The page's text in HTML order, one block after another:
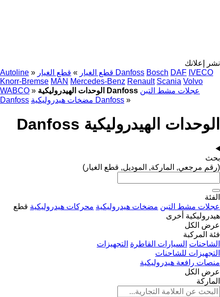
نشر إعلانك
Autoline » قطع الغيار » قطع الغيار Danfoss Bosch DAF IVECO
Knorr-Bremse MAN Mercedes-Benz Renault Scania Volvo
WABCO » الوحدات الهيدروليكية Danfoss عجلات مشط التبن
Danfoss
مضخات هيدروليكية Danfoss »
الوحدات الهيدروليكية Danfoss
بحث
(رقم مرجعي, الماركة, الموديل, قطع الغيار)
الفئة
عجلات مشط التبن مضخات هيدروليكية محركات هيدروليكية قطع
هيدروليكية أخرى
عرض الكل
فئة المركبة
الشاحنات السيارات القاطرة التجهيزات
التجهيزات للشاحنات
منصات رافعة هيدروليكية
عرض الكل
الماركة